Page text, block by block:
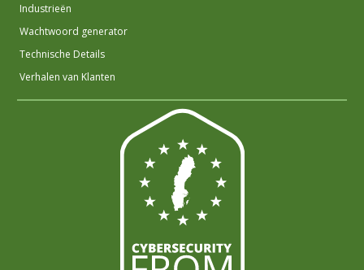
Industrieën
Wachtwoord generator
Technische Details
Verhalen van Klanten